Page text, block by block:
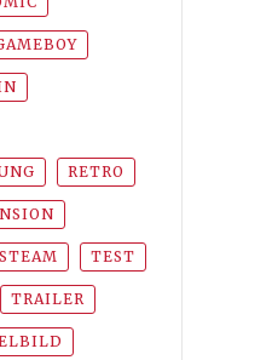
RETRO
STEAM TEST
TRAILER